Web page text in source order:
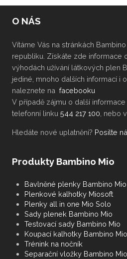
O NÁS
Vítáme Vás na stránkách
republiku. Získáte zde informace
výhodách užívání látkových plen
jediné, mnoho dalších informací i
naleznete na facebooku
V případě zájmu o další
telefonní linku 544 217 100 , nebo
Hledáte nové uplatnění? Posilte
Produkty Bambino Mio
Bavlněné plenky Bambino Mio
Plenkové kalhotky Miosoft
Plenky all in one Mio Solo
Sady plenek Bambino Mio
Testovací sady Bambino Mio
Koupací kalhotky Bambino Mio
Trénink na nočník
Separační vložky Bambino Mio